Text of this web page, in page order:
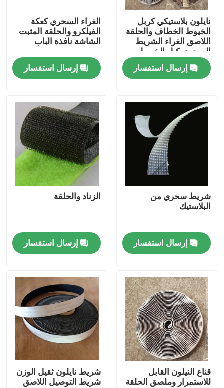
المنتجات
ضبط الجودة
طلب اقتباس
Russian website
الستار المغناطيسي للباب
شاشة النافذة
شبكة ظلال PE
نايلون بلاستيكي كربل
الخيوط الخطاف والحلقة
اللاصق الغراء الشريط
السحري كبل الخيوط
إرسال استفسار
الغراء السحري كعكة
الفيلكرو والحلقة المثبت
الشاشة نافذة الباب
إرسال استفسار
شريط سحري من
البلاستيك
إرسال استفسار
الزناد والحلقة
إرسال استفسار
قناع النيلون القابل
للاستمرار وملصق الحلقة
شريط نايلون ثقيل الوزن
شريط التوصيل اللاصق